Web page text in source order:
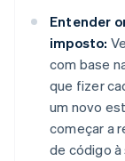
Entender
imposto:
com base
que fizer
um novo
começar a
de código